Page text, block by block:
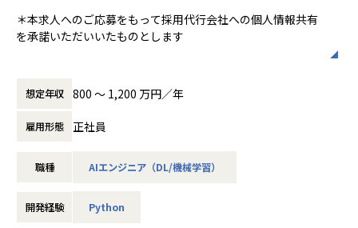
担当するフェーズ：
社外関係者との連携のもと、課題解決のための機械学習に関
・様々なセンサデータを処理するアルゴリズムの開発
・論文ベースの調査・実装、独自手法の考案・実装
・機械学習モデルをエッジデバイスで動作させるための軽量
・上記プロセスの文書による記録、スライドによる要約
＊本求人へのご応募をもって採用代行会社への個人情報共有
を承諾いただいいたものとします
https://speakerdeck.com/ideininc/ideinhui-she-shao-jie-
zi-liao-ji-ji-cai-yong-zhong-92ca9fe9-009f-4795-93a8-8
d61d9126536?slide=9
【ミッション】
る」
想定年収 800 〜 1,200 万円／年
雇用形態 正社員
職種 AIエンジニア（DL/機械学習）
開発経験 Python